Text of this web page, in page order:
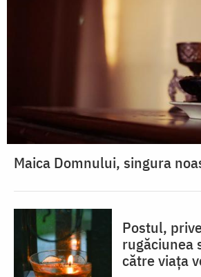
Maica Domnului, singura
Postul,
rugăciunea
către viața